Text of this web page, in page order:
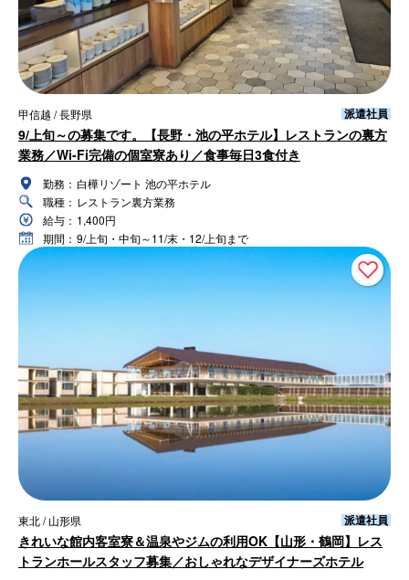
甲信越 / 長野県 派遣社員
9/上旬～の募集です。【長野・池の平ホテル】レストランの裏方
業務／Wi-Fi完備の個室寮あり／食事毎日3食付き
勤務： 白樺リゾート 池の平ホテル
職種： レストラン裏方業務
給与： 1,400円
期間： 9/上旬・中旬～11/末・12/上旬まで
東北 / 山形県 派遣社員
きれいな館内客室寮＆温泉やジムの利用OK【山形・鶴岡】レス
トランホールスタッフ募集／おしゃれなデザイナーズホテル